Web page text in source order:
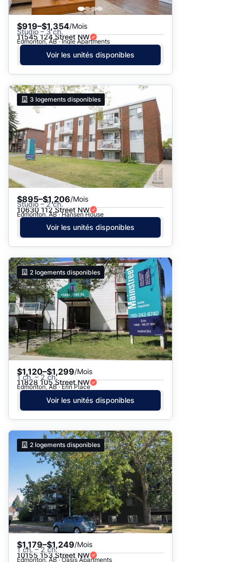
$919–$1,354/Mois
Studio – 3 ch.
11545 124 Street NW
Edmonton, AB · Ingle Apartments
Voir les unités disponibles
3 logements disponibles
$895–$1,206/Mois
Studio – 2 ch.
10630 112 Street NW
Edmonton, AB · Hansen House
Voir les unités disponibles
2 logements disponibles
$1,120–$1,299/Mois
1 ch. – 2 ch.
11828 105 Street NW
Edmonton, AB · Erin Place
Voir les unités disponibles
2 logements disponibles
$1,179–$1,249/Mois
1 ch. – 2 ch.
10155 153 Street NW
Edmonton, AB · Oasis Apartments